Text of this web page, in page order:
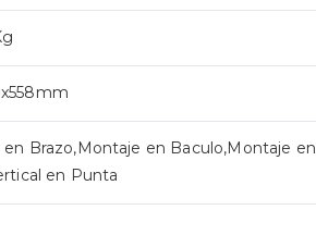
en Brazo,Montaje en Baculo,Montaje en
en Punta